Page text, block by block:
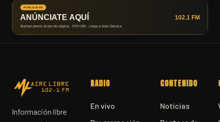
Información libre
RADIO
En vivo
CONTENIDO
Noticias